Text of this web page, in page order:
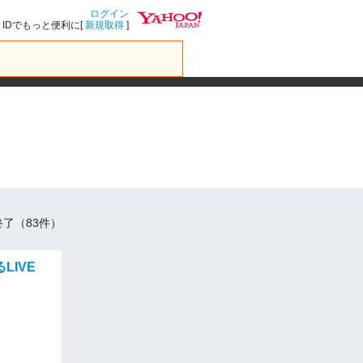
ログイン
IDでもっと便利に[新規取得 ]
（83件）
LIVE